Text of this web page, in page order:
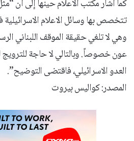
كما أشار مكتب الاعلام حينها إلى أن
تتخصص بها وسائل الاعلام الاسرائيلية
وهي لا تلغي حقيقة الموقف اللبناني
عون خصوصاً. وبالتالي لا حاجة
العدو الاسرائيلي، فاقتضى التوضيح”.
المصدر: كواليس بيروت